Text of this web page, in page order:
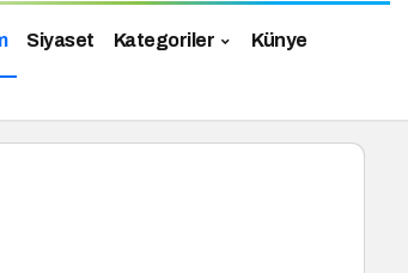
Siyaset Kategoriler Künye